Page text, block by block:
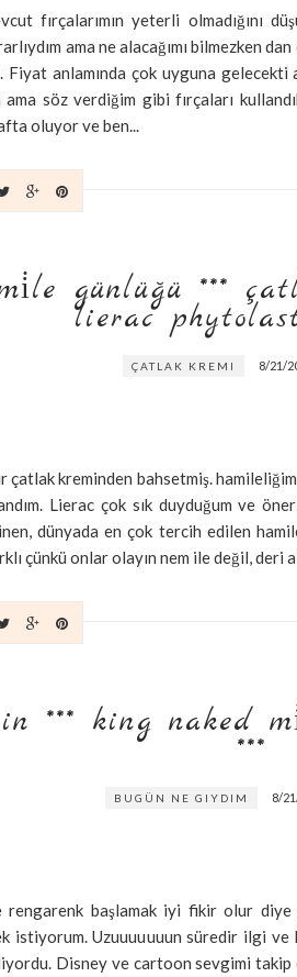
fırçalarımın yeterli olmadığını
ama ne alacağımı bilmezken
anlamında çok uyguna gelecekti
söz verdiğim gibi fırçaları
oluyor ve ben...
günlüğü ***
ac phytolastil
ÇATLAK KREMI 8/21/
çatlak kreminden bahsetmiş.
Lierac çok sık duyduğum ve
dünyada en çok tercih edilen
çünkü onlar olayın nem ile değil, deri
*** king naked
*
BUGÜN NE GIYDIM 8/
rengarenk başlamak iyi fikir olur
istiyorum. Uzuuuuuuun süredir ilgi ve
Disney ve cartoon sevgimi